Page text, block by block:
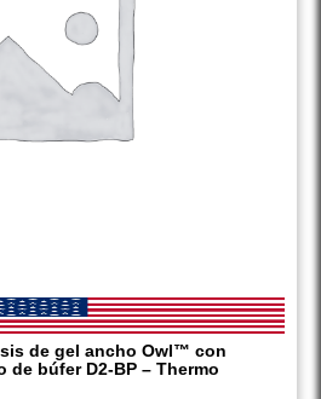
de gel ancho Owl™ con
de búfer D2-BP – Thermo